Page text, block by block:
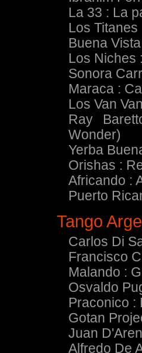
La 33 : La
Los
Buena
Los Niches
Sonora
Maraca :
Los Van
Ray
Wonder)
Yerba
Orishas :
Africando :
Puerto
Tango
Carlos Di
Francisco
Malando :
Osvaldo
Praconico :
Gotan
Juan
Alfredo De